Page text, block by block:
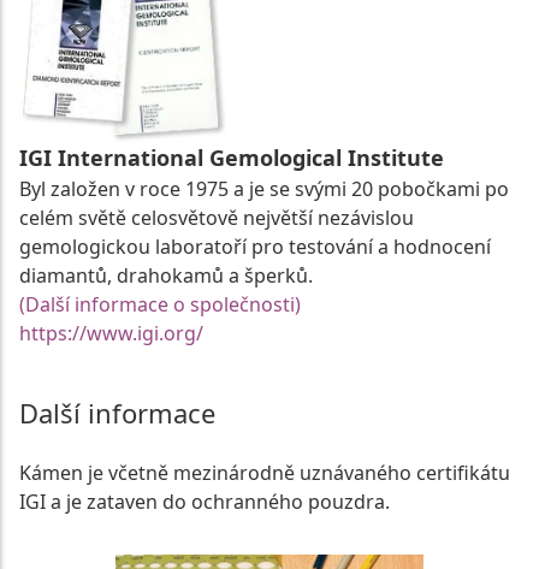
IGI International Gemological Institute
Byl založen v roce 1975 a je se svými 20 pobočkami po
celém světě celosvětově největší nezávislou
gemologickou laboratoří pro testování a hodnocení
diamantů, drahokamů a šperků.
(Další informace o společnosti)
https://www.igi.org/
Další informace
Kámen je včetně mezinárodně uznávaného certifikátu
IGI a je zataven do ochranného pouzdra.